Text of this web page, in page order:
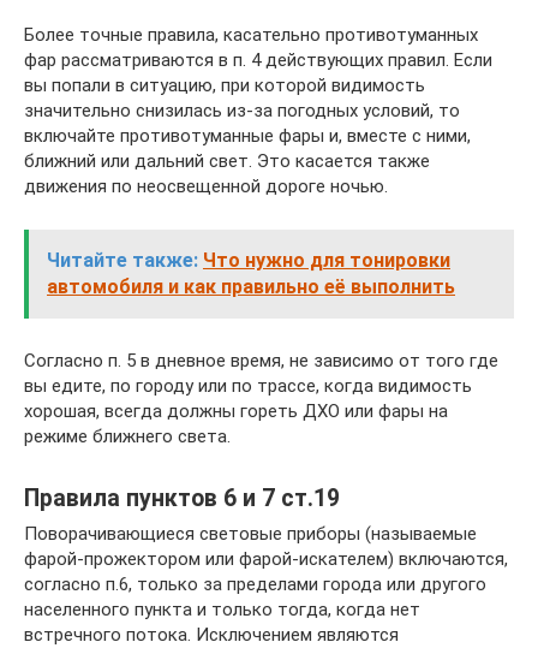
Более точные правила, касательно противотуманных
фар рассматриваются в п. 4 действующих правил. Если
вы попали в ситуацию, при которой видимость
значительно снизилась из-за погодных условий, то
включайте противотуманные фары и, вместе с ними,
ближний или дальний свет. Это касается также
движения по неосвещенной дороге ночью.
Читайте также: Что нужно для тонировки
автомобиля и как правильно её выполнить
Согласно п. 5 в дневное время, не зависимо от того где
вы едите, по городу или по трассе, когда видимость
хорошая, всегда должны гореть ДХО или фары на
режиме ближнего света.
Правила пунктов 6 и 7 ст.19
Поворачивающиеся световые приборы (называемые
фарой-прожектором или фарой-искателем) включаются,
согласно п.6, только за пределами города или другого
населенного пункта и только тогда, когда нет
встречного потока. Исключением являются